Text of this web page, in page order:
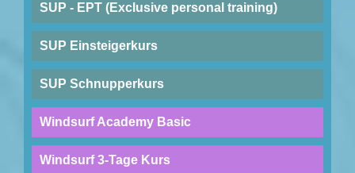
SUP - EPT (Exclusive personal training)
SUP Einsteigerkurs
SUP Schnupperkurs
Windsurf Academy Basic
Windsurf 3-Tage Kurs